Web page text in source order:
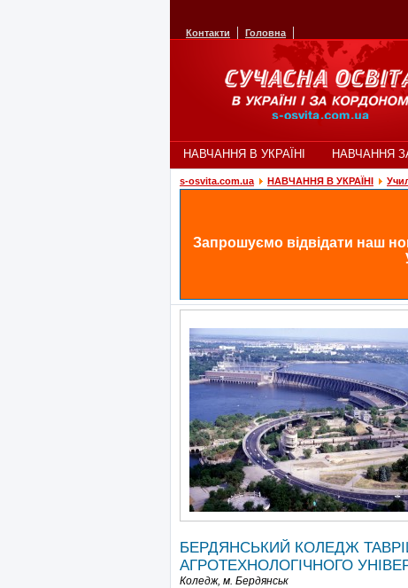
Контакти Головна
НАВЧАННЯ В УКРАЇНІ НАВЧАННЯ
s-osvita.com.ua НАВЧАННЯ В УКРАЇНІ
Запрошуємо відвідати наш
БЕРДЯНСЬКИЙ КОЛЕДЖ
АГРОТЕХНОЛОГІЧНОГО
Коледж, м. Бердянськ